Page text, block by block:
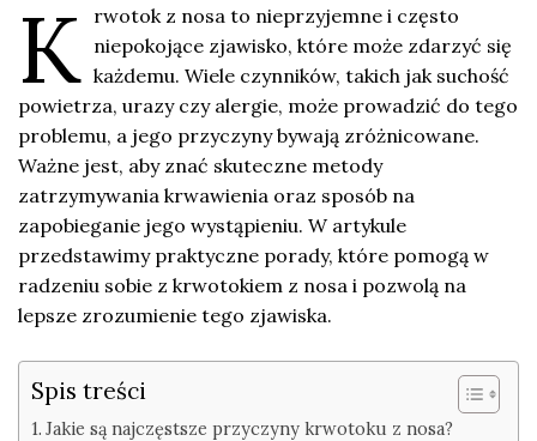
K rwotok z nosa to nieprzyjemne i często
niepokojące zjawisko, które może zdarzyć się
każdemu. Wiele czynników, takich jak suchość
powietrza, urazy czy alergie, może prowadzić do tego
problemu, a jego przyczyny bywają zróżnicowane.
Ważne jest, aby znać skuteczne metody
zatrzymywania krwawienia oraz sposób na
zapobieganie jego wystąpieniu. W artykule
przedstawimy praktyczne porady, które pomogą w
radzeniu sobie z krwotokiem z nosa i pozwolą na
lepsze zrozumienie tego zjawiska.
Spis treści
Jakie są najczęstsze przyczyny krwotoku z nosa?